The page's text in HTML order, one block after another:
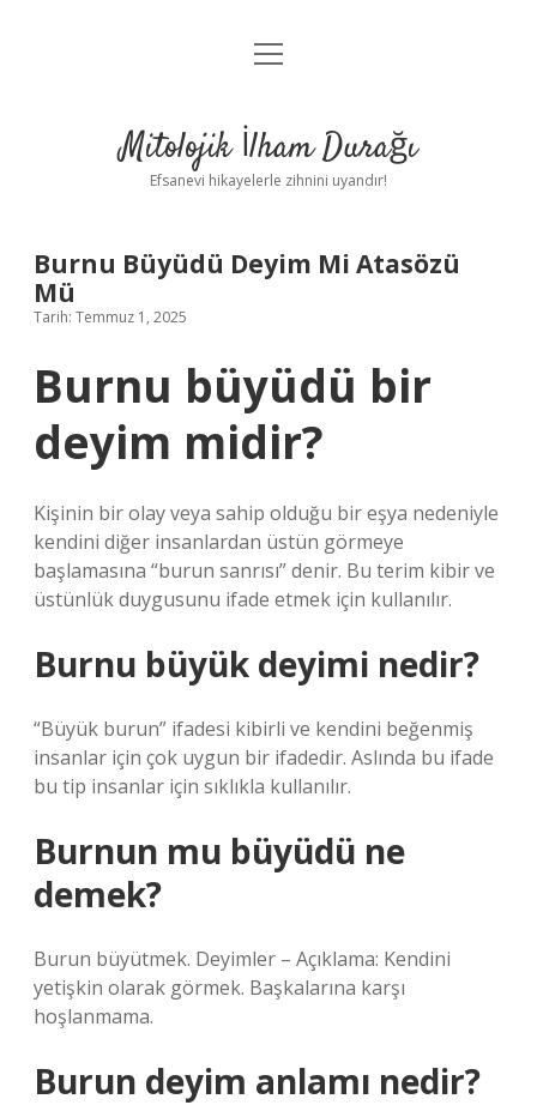
Anasayfa
Yasal Uyarı
menüyü
Mitolojik İlham Durağı
Efsanevi hikayelerle zihnini uyandır!
Burnu Büyüdü Deyim Mi Atasözü
Mü
Tarih: Temmuz 1, 2025
Burnu büyüdü bir
deyim midir?
Kişinin bir olay veya sahip olduğu bir eşya nedeniyle
kendini diğer insanlardan üstün görmeye
başlamasına “burun sanrısı” denir. Bu terim kibir ve
üstünlük duygusunu ifade etmek için kullanılır.
Burnu büyük deyimi nedir?
“Büyük burun” ifadesi kibirli ve kendini beğenmiş
insanlar için çok uygun bir ifadedir. Aslında bu ifade
bu tip insanlar için sıklıkla kullanılır.
Burnun mu büyüdü ne
demek?
Burun büyütmek. Deyimler – Açıklama: Kendini
yetişkin olarak görmek. Başkalarına karşı
hoşlanmama.
Burun deyim anlamı nedir?